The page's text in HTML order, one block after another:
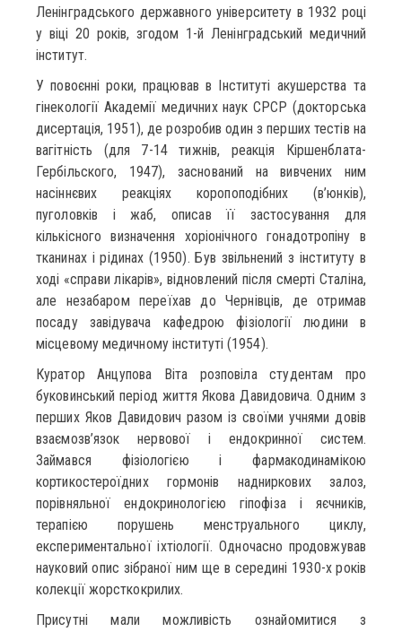
Ленінградського державного університету в 1932 році
у віці 20 років, згодом 1-й Ленінградський медичний
інститут.
У повоєнні роки, працював в Інституті акушерства та
гінекології Академії медичних наук СРСР (докторська
дисертація, 1951), де розробив один з перших тестів на
вагітність (для 7-14 тижнів, реакція Кіршенблата-
Гербільского, 1947), заснований на вивчених ним
насіннєвих реакціях коропоподібних (в’юнків),
пуголовків і жаб, описав її застосування для
кількісного визначення хоріонічного гонадотропіну в
тканинах і рідинах (1950). Був звільнений з інституту в
ході «справи лікарів», відновлений після смерті Сталіна,
але незабаром переїхав до Чернівців, де отримав
посаду завідувача кафедрою фізіології людини в
місцевому медичному інституті (1954).
Куратор Анцупова Віта розповіла студентам про
буковинський період життя Якова Давидовича. Одним з
перших Яков Давидович разом із своїми учнями довів
взаємозв’язок нервової і ендокринної систем.
Займався фізіологією і фармакодинамікою
кортикостероїдних гормонів надниркових залоз,
порівняльної ендокринологією гіпофіза і яєчників,
терапією порушень менструального циклу,
експериментальної іхтіології. Одночасно продовжував
науковий опис зібраної ним ще в середині 1930-х років
колекції жорсткокрилих.
Присутні мали можливість ознайомитися з